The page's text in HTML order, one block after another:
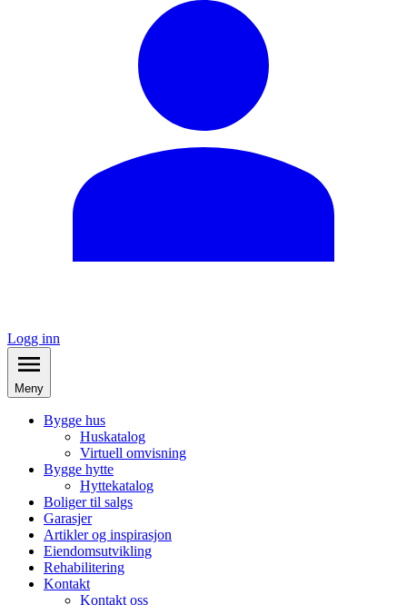
Logg inn
Meny
Bygge hus
Huskatalog
Virtuell omvisning
Bygge hytte
Hyttekatalog
Boliger til salgs
Garasjer
Artikler og inspirasjon
Eiendomsutvikling
Rehabilitering
Kontakt
Kontakt oss